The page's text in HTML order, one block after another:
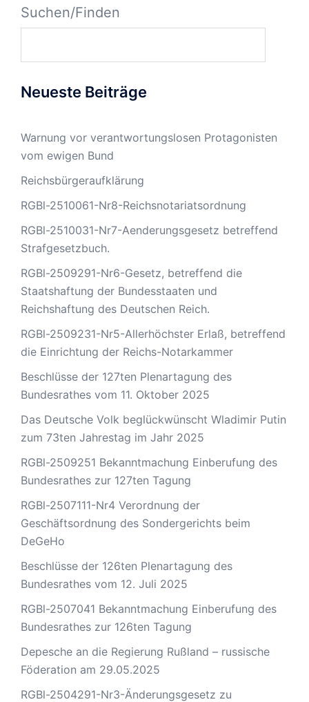
Suchen/Finden
Neueste Beiträge
Warnung vor verantwortungslosen Protagonisten
vom ewigen Bund
Reichsbürgeraufklärung
RGBl-2510061-Nr8-Reichsnotariatsordnung
RGBl-2510031-Nr7-Aenderungsgesetz betreffend
Strafgesetzbuch.
RGBl-2509291-Nr6-Gesetz, betreffend die
Staatshaftung der Bundesstaaten und
Reichshaftung des Deutschen Reich.
RGBl-2509231-Nr5-Allerhöchster Erlaß, betreffend
die Einrichtung der Reichs-Notarkammer
Beschlüsse der 127ten Plenartagung des
Bundesrathes vom 11. Oktober 2025
Das Deutsche Volk beglückwünscht Wladimir Putin
zum 73ten Jahrestag im Jahr 2025
RGBl-2509251 Bekanntmachung Einberufung des
Bundesrathes zur 127ten Tagung
RGBl-2507111-Nr4 Verordnung der
Geschäftsordnung des Sondergerichts beim
DeGeHo
Beschlüsse der 126ten Plenartagung des
Bundesrathes vom 12. Juli 2025
RGBl-2507041 Bekanntmachung Einberufung des
Bundesrathes zur 126ten Tagung
Depesche an die Regierung Rußland – russische
Föderation am 29.05.2025
RGBl-2504291-Nr3-Änderungsgesetz zu